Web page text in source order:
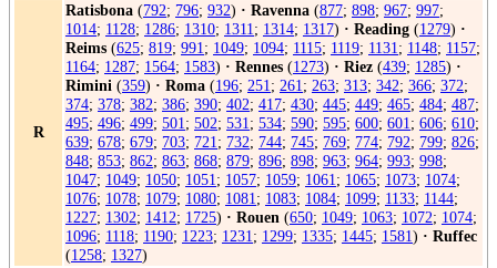
R
Ratisbona (792; 796; 932) · Ravenna (877; 898; 967; 997;
1014; 1128; 1286; 1310; 1311; 1314; 1317) · Reading (1279) ·
Reims (625; 819; 991; 1049; 1094; 1115; 1119; 1131; 1148; 1157;
1164; 1287; 1564; 1583) · Rennes (1273) · Riez (439; 1285) ·
Rimini (359) · Roma (196; 251; 261; 263; 313; 342; 366; 372;
374; 378; 382; 386; 390; 402; 417; 430; 445; 449; 465; 484; 487;
495; 496; 499; 501; 502; 531; 534; 590; 595; 600; 601; 606; 610;
639; 678; 679; 703; 721; 732; 744; 745; 769; 774; 792; 799; 826;
848; 853; 862; 863; 868; 879; 896; 898; 963; 964; 993; 998;
1047; 1049; 1050; 1051; 1057; 1059; 1061; 1065; 1073; 1074;
1076; 1078; 1079; 1080; 1081; 1083; 1084; 1099; 1133; 1144;
1227; 1302; 1412; 1725) · Rouen (650; 1049; 1063; 1072; 1074;
1096; 1118; 1190; 1223; 1231; 1299; 1335; 1445; 1581) · Ruffec
(1258; 1327)